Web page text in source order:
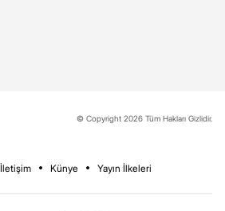
© Copyright 2026 Tüm Hakları Gizlidir.
İletişim Künye Yayın İlkeleri